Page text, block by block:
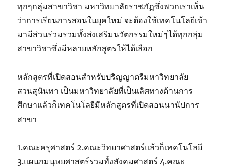
ทุกๆกลุ่มสาขาวิชา มหาวิทยาลัยราชภัฏซึ่งพวกเราเห็น
ว่าการเรียนการสอนในยุคใหม่ จะต้องใช้เทคโนโลยีเข้า
มามีส่วนร่วมรวมทั้งส่งเสริมนวัตกรรมใหม่ๆได้ทุกกลุ่ม
สาขาวิชาซึ่งมีหลายหลักสูตรให้ได้เลือก
หลักสูตรที่เปิดสอนสำหรับปริญญาตรีมหาวิทยาลัย
สวนสุนันทา เป็นมหาวิทยาลัยที่เป็นเลิศทางด้านการ
ศึกษาแล้วก็เทคโนโลยีมีหลักสูตรที่เปิดสอนนานัปการ
สาขา
1.คณะครุศาสตร์ 2.คณะวิทยาศาสตร์แล้วก็เทคโนโลยี
3.แผนกมนุษยศาสตร์รวมทั้งสังคมศาสตร์ 4.คณะ